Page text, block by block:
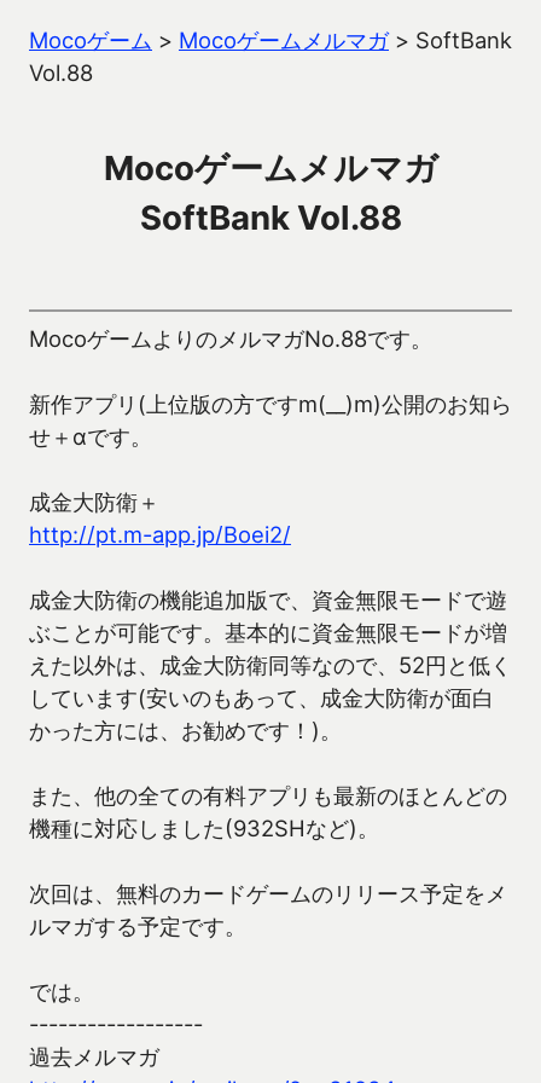
Mocoゲーム > Mocoゲームメルマガ> SoftBank
Vol.88
Mocoゲームメルマガ
SoftBank Vol.88
MocoゲームよりのメルマガNo.88です。
新作アプリ(上位版の方ですm(__)m)公開のお知ら
せ＋αです。
成金大防衛＋
http://pt.m-app.jp/Boei2/
成金大防衛の機能追加版で、資金無限モードで遊
ぶことが可能です。基本的に資金無限モードが増
えた以外は、成金大防衛同等なので、52円と低く
しています(安いのもあって、成金大防衛が面白
かった方には、お勧めです！)。
また、他の全ての有料アプリも最新のほとんどの
機種に対応しました(932SHなど)。
次回は、無料のカードゲームのリリース予定をメ
ルマガする予定です。
では。
------------------
過去メルマガ